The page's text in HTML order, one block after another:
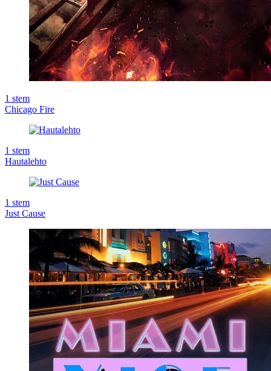
1 stem
Chicago Fire
1 stem
Hautalehto
1 stem
Just Cause